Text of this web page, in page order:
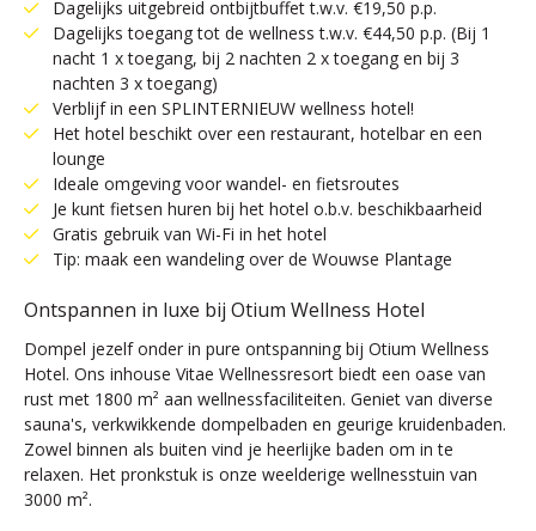
Dagelijks uitgebreid ontbijtbuffet t.w.v. €19,50 p.p.
Dagelijks toegang tot de wellness t.w.v. €44,50 p.p. (Bij 1
nacht 1 x toegang, bij 2 nachten 2 x toegang en bij 3
nachten 3 x toegang)
Verblijf in een SPLINTERNIEUW wellness hotel!
Het hotel beschikt over een restaurant, hotelbar en een
lounge
Ideale omgeving voor wandel- en fietsroutes
Je kunt fietsen huren bij het hotel o.b.v. beschikbaarheid
Gratis gebruik van Wi-Fi in het hotel
Tip: maak een wandeling over de Wouwse Plantage
Ontspannen in luxe bij Otium Wellness Hotel
Dompel jezelf onder in pure ontspanning bij Otium Wellness
Hotel. Ons inhouse Vitae Wellnessresort biedt een oase van
rust met 1800 m² aan wellnessfaciliteiten. Geniet van diverse
sauna's, verkwikkende dompelbaden en geurige kruidenbaden.
Zowel binnen als buiten vind je heerlijke baden om in te
relaxen. Het pronkstuk is onze weelderige wellnesstuin van
3000 m².